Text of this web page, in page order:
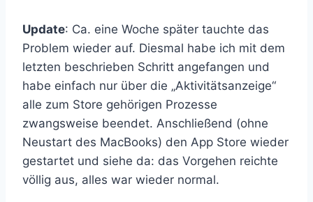
Update: Ca. eine Woche später tauchte das
Problem wieder auf. Diesmal habe ich mit dem
letzten beschrieben Schritt angefangen und
habe einfach nur über die „Aktivitätsanzeige“
alle zum Store gehörigen Prozesse
zwangsweise beendet. Anschließend (ohne
Neustart des MacBooks) den App Store wieder
gestartet und siehe da: das Vorgehen reichte
völlig aus, alles war wieder normal.